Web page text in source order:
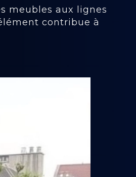
meubles aux lignes
contribue à